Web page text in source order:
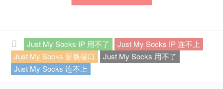
Just My Socks IP 用不了
Just My Socks IP 连不上
Just My Socks 更换端口
Just My Socks 用不了
Just My Socks 连不上